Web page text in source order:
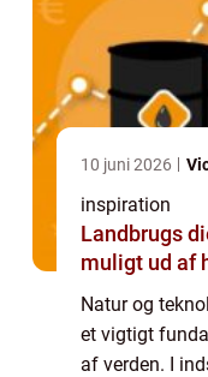
10 juni 2026
inspiration
Landbrugs diesel sådan
muligt ud af
Natur og
et vigtigt
af verden. I